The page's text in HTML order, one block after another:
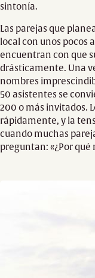
sintonía.
Las parejas que
local con unos pocos
encuentran con que
drásticamente. Una
nombres
50 asistentes se
200 o más invitados.
rápidamente, y la
cuando muchas
preguntan: «¿Por